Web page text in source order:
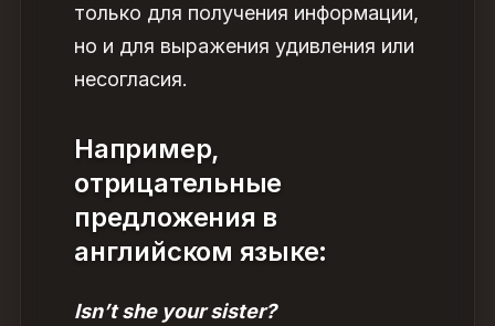
только для получения информации,
но и для выражения удивления или
несогласия.
Например,
отрицательные
предложения в
английском языке:
Isn’t she your sister?